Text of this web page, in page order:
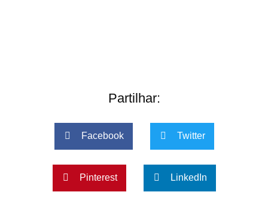
Partilhar:
Facebook Twitter
Pinterest LinkedIn